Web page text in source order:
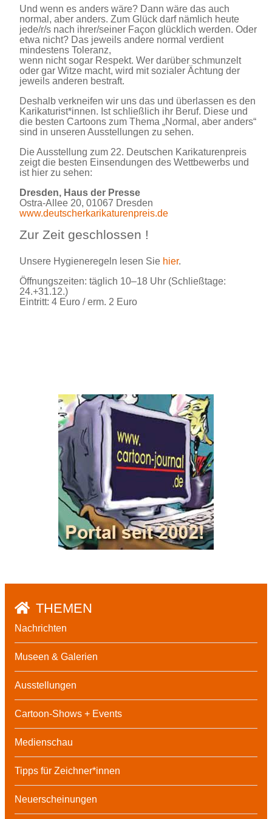
Und wenn es anders wäre? Dann wäre das auch
normal, aber anders. Zum Glück darf nämlich heute
jede/r/s nach ihrer/seiner Façon glücklich werden. Oder
etwa nicht? Das jeweils andere normal verdient
mindestens Toleranz,
wenn nicht sogar Respekt. Wer darüber schmunzelt
oder gar Witze macht, wird mit sozialer Ächtung der
jeweils anderen bestraft.
Deshalb verkneifen wir uns das und überlassen es den
Karikaturist*innen. Ist schließlich ihr Beruf. Diese und
die besten Cartoons zum Thema „Normal, aber anders“
sind in unseren Ausstellungen zu sehen.
Die Ausstellung zum 22. Deutschen Karikaturenpreis
zeigt die besten Einsendungen des Wettbewerbs und
ist hier zu sehen:
Dresden, Haus der Presse
Ostra-Allee 20, 01067 Dresden
www.deutscherkarikaturenpreis.de
Zur Zeit geschlossen !
Unsere Hygieneregeln lesen Sie hier.
Öffnungszeiten: täglich 10–18 Uhr (Schließtage:
24.+31.12.)
Eintritt: 4 Euro / erm. 2 Euro
THEMEN
Nachrichten
Museen & Galerien
Ausstellungen
Cartoon-Shows + Events
Medienschau
Tipps für Zeichner*innen
Neuerscheinungen